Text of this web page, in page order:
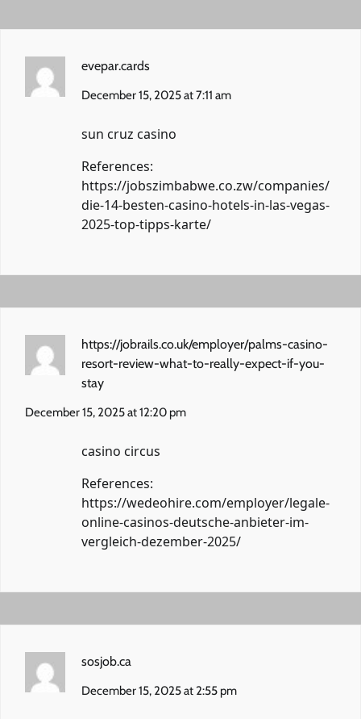
evepar.cards
December 15, 2025 at 7:11 am
sun cruz casino
References:
https://jobszimbabwe.co.zw/companies/
die-14-besten-casino-hotels-in-las-vegas-
2025-top-tipps-karte/
https://jobrails.co.uk/employer/palms-casino-
resort-review-what-to-really-expect-if-you-
stay
December 15, 2025 at 12:20 pm
casino circus
References:
https://wedeohire.com/employer/legale-
online-casinos-deutsche-anbieter-im-
vergleich-dezember-2025/
sosjob.ca
December 15, 2025 at 2:55 pm